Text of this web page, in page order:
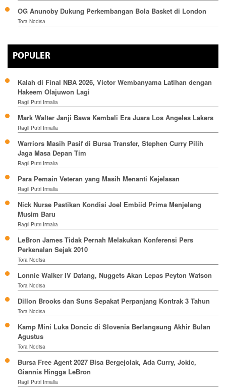
OG Anunoby Dukung Perkembangan Bola Basket di London
Tora Nodisa
POPULER
Kalah di Final NBA 2026, Victor Wembanyama Latihan dengan
Hakeem Olajuwon Lagi
Ragil Putri Irmalia
Mark Walter Janji Bawa Kembali Era Juara Los Angeles Lakers
Ragil Putri Irmalia
Warriors Masih Pasif di Bursa Transfer, Stephen Curry Pilih
Jaga Masa Depan Tim
Ragil Putri Irmalia
Para Pemain Veteran yang Masih Menanti Kejelasan
Ragil Putri Irmalia
Nick Nurse Pastikan Kondisi Joel Embiid Prima Menjelang
Musim Baru
Ragil Putri Irmalia
LeBron James Tidak Pernah Melakukan Konferensi Pers
Perkenalan Sejak 2010
Tora Nodisa
Lonnie Walker IV Datang, Nuggets Akan Lepas Peyton Watson
Tora Nodisa
Dillon Brooks dan Suns Sepakat Perpanjang Kontrak 3 Tahun
Tora Nodisa
Kamp Mini Luka Doncic di Slovenia Berlangsung Akhir Bulan
Agustus
Tora Nodisa
Bursa Free Agent 2027 Bisa Bergejolak, Ada Curry, Jokic,
Giannis Hingga LeBron
Ragil Putri Irmalia